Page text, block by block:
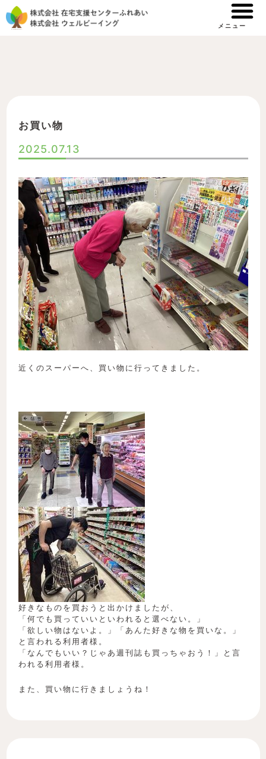
容
メニュー
お買い物
2025.07.13
近くのスーパーへ、買い物に行ってきました。
好きなものを買おうと出かけましたが、
「何でも買っていいといわれると選べない。」
「欲しい物はないよ。」「あんた好きな物を買いな。」
と言われる利用者様。
「なんでもいい？じゃあ週刊誌も買っちゃおう！」と言
われる利用者様。
また、買い物に行きましょうね！